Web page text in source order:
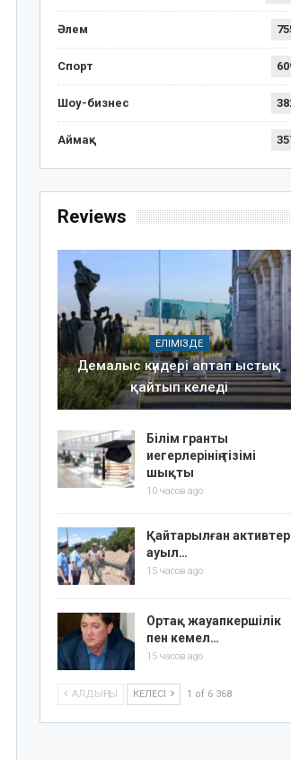
Әлем
Спорт
Шоу-бизнес
Аймақ
Reviews
ЕЛІМІЗДЕ
Демалыс күндері аптап ыстық
қайтып келеді
Білім гранты
иегерлерінің тізімі
шықты
10 часов ago
Қайтарылған
ауыл…
15 часов ago
Ортақ жауапкершілік
пен кемел…
15 часов ago
АЛДЫҢҒЫ КЕЛЕСІ 1 of 6 368